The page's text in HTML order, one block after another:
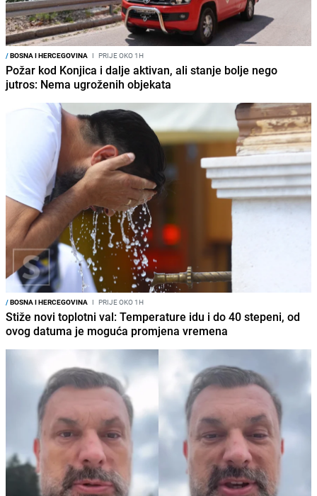
/BOSNA I HERCEGOVINA I PRIJE OKO 1H
Požar kod Konjica i dalje aktivan, ali stanje bolje nego
jutros: Nema ugroženih objekata
/BOSNA I HERCEGOVINA I PRIJE OKO 1H
Stiže novi toplotni val: Temperature idu i do 40 stepeni, od
ovog datuma je moguća promjena vremena